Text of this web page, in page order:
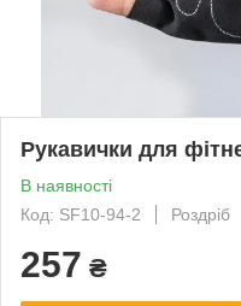
Рукавички для
В наявності
Код: SF10-94-2
Роздріб
257 ₴